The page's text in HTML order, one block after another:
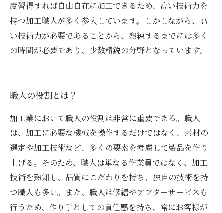
度習得すれば自由自在に加工できるため、高い技術力を
持つ加工職人が多く参入しています。しかしながら、高
い技術力が必要であることから、熟練するまでには多く
の時間が必要であり、少数精鋭の分野となっています。
職人の役割とは？
加工業において職人の役割は非常に重要である。職人
は、加工に必要な機械を操作するだけではなく、素材の
選定や加工技術など、多くの要素を考慮して製品を作り
上げる。そのため、職人は単なる作業員ではなく、加工
技術を熟知し、品質にこだわりを持ち、独自の技術を持
つ職人も多い。また、職人は修繕やアフターサービスも
行うため、作り手としての責任感を持ち、常にお客様が